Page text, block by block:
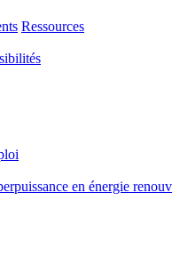
Ressources
en énergie